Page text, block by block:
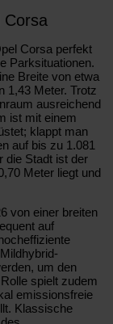
Corsa perfekt
Parksituationen.
Breite von etwa
1,43 Meter. Trotz
ausreichend
ist mit einem
klappt man
auf bis zu 1.081
die Stadt ist der
Meter liegt und
von einer breiten
auf
um den
spielt zudem
emissionsfreie
Klassische